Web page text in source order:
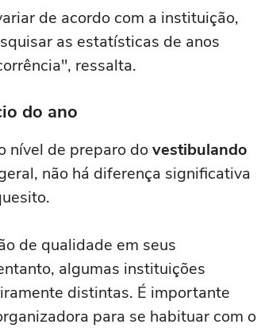
de acordo com a instituição,
as estatísticas de anos
ressalta.
do ano
nível de preparo dovestibulando
não há diferença significativa
de qualidade em seus
algumas instituições
distintas. É importante
para se habituar com o